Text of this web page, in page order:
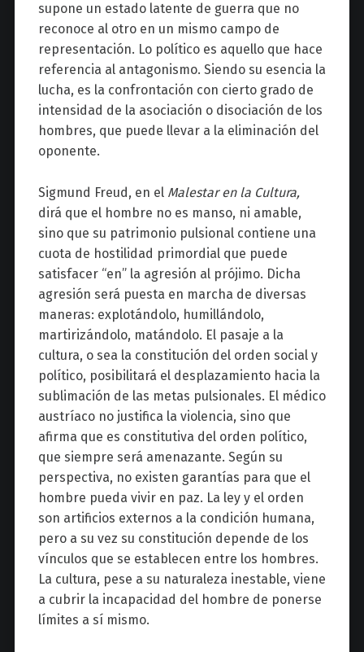
supone un estado latente de guerra que no
reconoce al otro en un mismo campo de
representación. Lo político es aquello que hace
referencia al antagonismo. Siendo su esencia la
lucha, es la confrontación con cierto grado de
intensidad de la asociación o disociación de los
hombres, que puede llevar a la eliminación del
oponente.
Sigmund Freud, en el Malestar en la Cultura,
dirá que el hombre no es manso, ni amable,
sino que su patrimonio pulsional contiene una
cuota de hostilidad primordial que puede
satisfacer “en” la agresión al prójimo. Dicha
agresión será puesta en marcha de diversas
maneras: explotándolo, humillándolo,
martirizándolo, matándolo. El pasaje a la
cultura, o sea la constitución del orden social y
político, posibilitará el desplazamiento hacia la
sublimación de las metas pulsionales. El médico
austríaco no justifica la violencia, sino que
afirma que es constitutiva del orden político,
que siempre será amenazante. Según su
perspectiva, no existen garantías para que el
hombre pueda vivir en paz. La ley y el orden
son artificios externos a la condición humana,
pero a su vez su constitución depende de los
vínculos que se establecen entre los hombres.
La cultura, pese a su naturaleza inestable, viene
a cubrir la incapacidad del hombre de ponerse
límites a sí mismo.